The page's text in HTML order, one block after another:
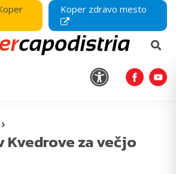
Koper zdravo mesto
›
za večjo